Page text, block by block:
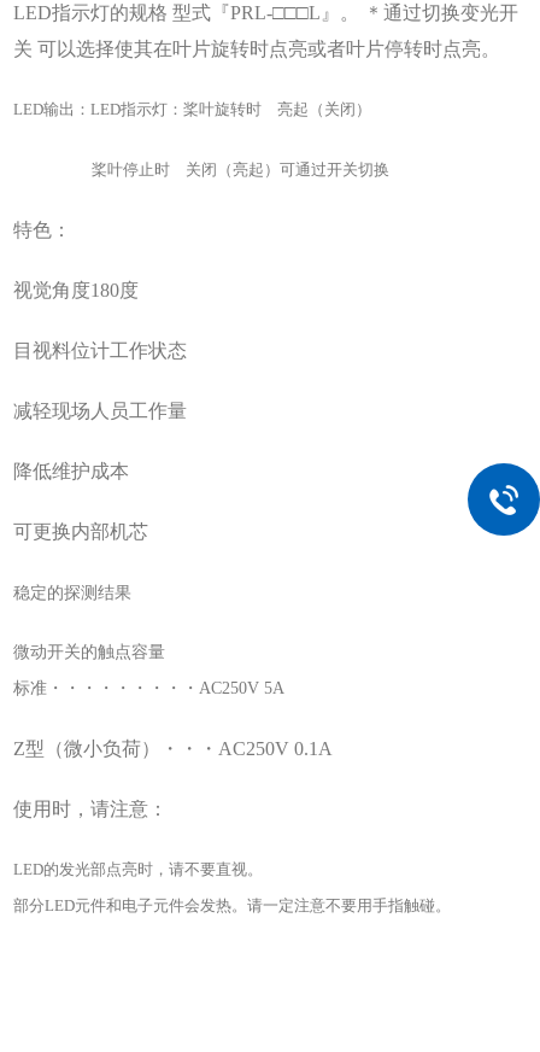
LED指示灯的规格 型式『PRL-□□□L』。 ＊通过切换变光开
关 可以选择使其在叶片旋转时点亮或者叶片停转时点亮。
LED输出 ：LED指示灯：桨叶旋转时 亮起（关闭）
桨叶停止时 关闭（亮起）可通过开关切换
特色：
视觉角度180度
目视料位计工作状态
减轻现场人员工作量
降低维护成本
可更换内部机芯
稳定的探测结果
微动开关的触点容量
标准 ・・・・・・・・・ AC250V 5A
Z型（微小负荷） ・・・ AC250V 0.1A
使用时，请注意：
LED的发光部点亮时，请不要直视。
部分LED元件和电子元件会发热。请一定注意不要用手指触碰。